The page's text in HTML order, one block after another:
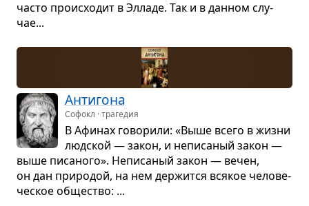
часто про­ис­хо­дит в Элладе. Так и в дан­ном слу­
чае...
Анти­гона
Софокл · трагедия
В Афи­нах гово­рили: «Выше всего в жизни
люд­ской — закон, и непи­са­ный закон —
выше писа­ного». Непи­са­ный закон — вечен,
он дан при­ро­дой, на нем дер­жится вся­кое чело­ве­
че­ское обще­ство: ...